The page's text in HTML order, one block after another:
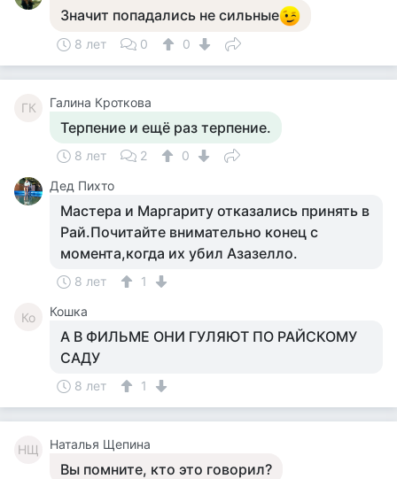
Значит попадались не сильные
8 лет 0 0
ГК Галина Кроткова
Терпение и ещё раз терпение.
8 лет 2
0
Дед Пихто
Мастера и Маргариту отказались принять в
Рай.Почитайте внимательно конец с
момента,когда их убил Азазелло.
8 лет 1
Ко Кошка
А В ФИЛЬМЕ ОНИ ГУЛЯЮТ ПО РАЙСКОМУ
САДУ
8 лет 1
НЩ Наталья Щепина
Вы помните, кто это говорил?